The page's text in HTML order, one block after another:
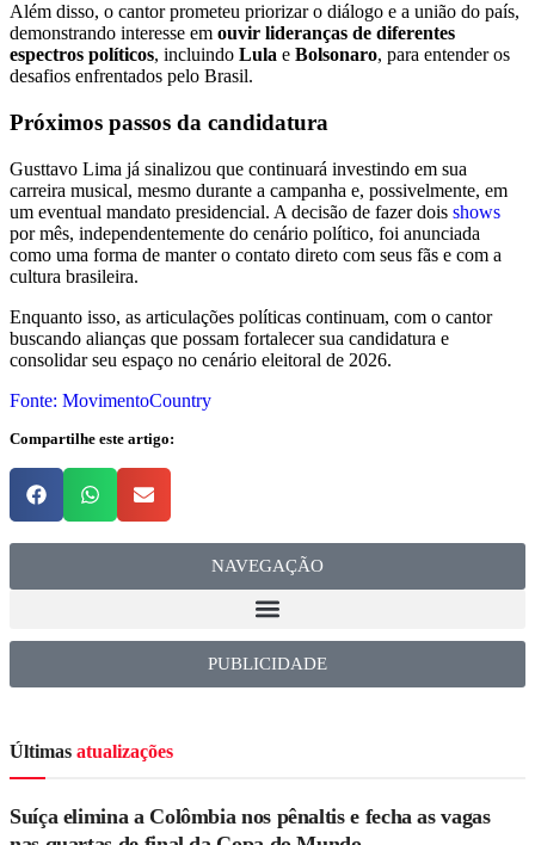
Além disso, o cantor prometeu priorizar o diálogo e a união do país,
demonstrando interesse em ouvir lideranças de diferentes
espectros políticos, incluindo Lula e Bolsonaro, para entender os
desafios enfrentados pelo Brasil.
Próximos passos da candidatura
Gusttavo Lima já sinalizou que continuará investindo em sua
carreira musical, mesmo durante a campanha e, possivelmente, em
um eventual mandato presidencial. A decisão de fazer dois shows
por mês, independentemente do cenário político, foi anunciada
como uma forma de manter o contato direto com seus fãs e com a
cultura brasileira.
Enquanto isso, as articulações políticas continuam, com o cantor
buscando alianças que possam fortalecer sua candidatura e
consolidar seu espaço no cenário eleitoral de 2026.
Fonte: MovimentoCountry
Compartilhe este artigo:
NAVEGAÇÃO
PUBLICIDADE
Últimas atualizações
Suíça elimina a Colômbia nos pênaltis e fecha as vagas